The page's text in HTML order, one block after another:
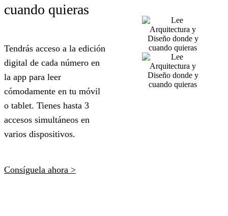
cuando quieras
Tendrás acceso a la edición
digital de cada número en
la app para leer
cómodamente en tu móvil
o tablet. Tienes hasta 3
accesos simultáneos en
varios dispositivos.
Consíguela ahora >